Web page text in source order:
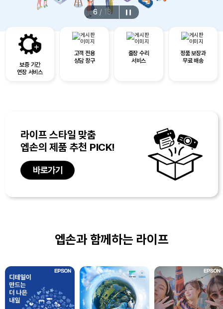
6 / 13
보증 기간
연장 서비스
고객 전용
상담 창구
출장 수리
서비스
정품 보장과
무료 배송
라이프 스타일 맞춤
엡손의 제품 추천 PICK!
바로가기
엡손과 함께하는 라이프